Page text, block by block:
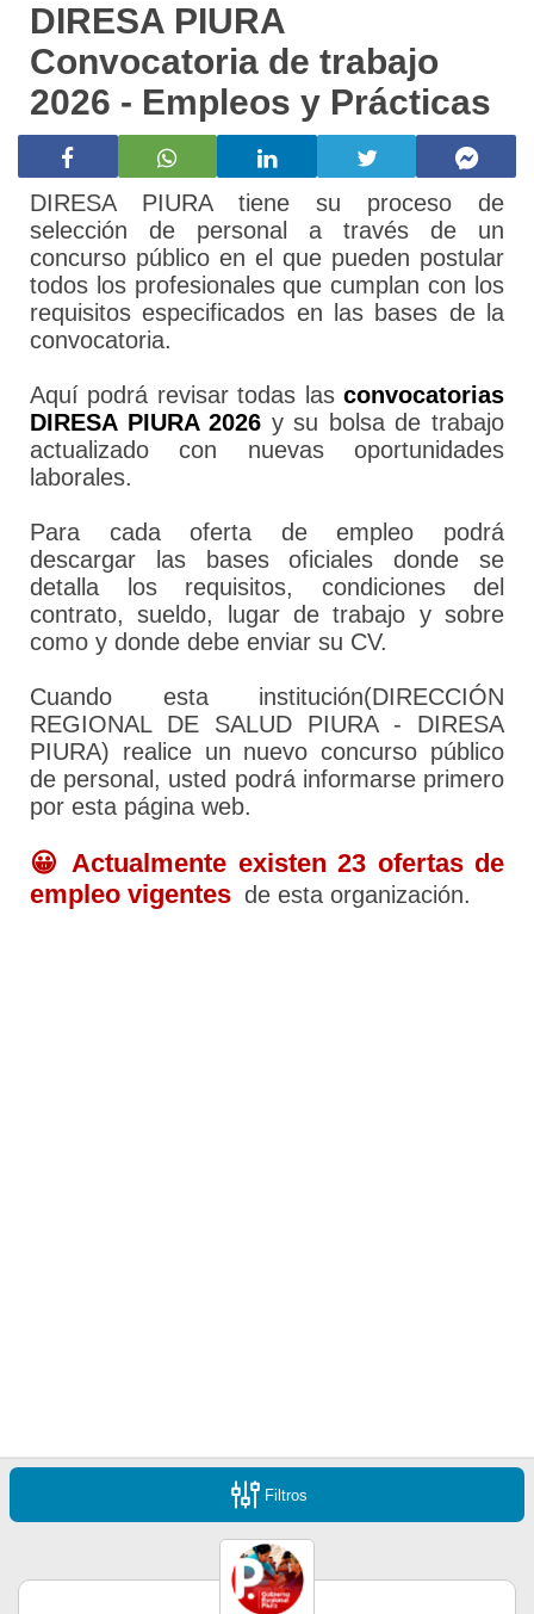
DIRESA PIURA
Convocatoria de trabajo
2026 - Empleos y Prácticas
DIRESA PIURA tiene su proceso de
selección de personal a través de un
concurso público en el que pueden postular
todos los profesionales que cumplan con los
requisitos especificados en las bases de la
convocatoria.
Aquí podrá revisar todas las convocatorias
DIRESA PIURA 2026 y su bolsa de trabajo
actualizado con nuevas oportunidades
laborales.
Para cada oferta de empleo podrá
descargar las bases oficiales donde se
detalla los requisitos, condiciones del
contrato, sueldo, lugar de trabajo y sobre
como y donde debe enviar su CV.
Cuando esta institución(DIRECCIÓN
REGIONAL DE SALUD PIURA - DIRESA
PIURA) realice un nuevo concurso público
de personal, usted podrá informarse primero
por esta página web.
😀 Actualmente existen 23 ofertas de
empleo vigentes de esta organización.
Filtros